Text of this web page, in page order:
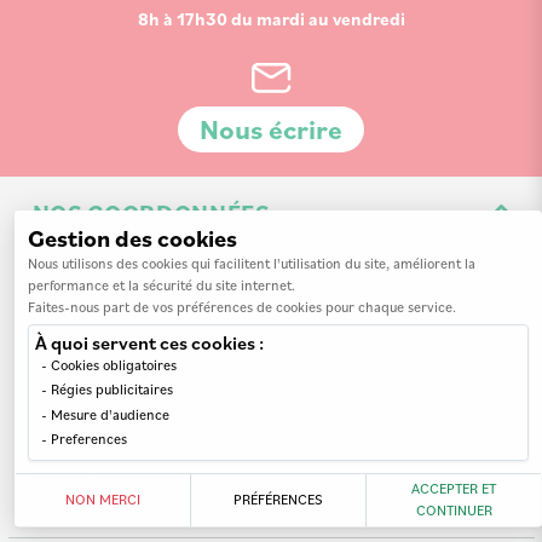
8h à 17h30 du mardi au vendredi
Nous écrire
NOS COORDONNÉES
3 Av. de la 3ème Division d'Infanterie Britannique
14200 Hérouville-Saint-Clair
INFORMATIONS
Nos revendeurs
A propos de nous
MON COMPTE
Mes commandes
Gestion des cookies
Nous utilisons des cookies qui facilitent l'utilisation du site, améliorent la
performance et la sécurité du site internet.
Faites-nous part de vos préférences de cookies pour chaque service.
À quoi servent ces cookies :
Cookies obligatoires
Régies publicitaires
Mesure d'audience
Preferences
NON MERCI PRÉFÉRENCES
ACCEPTER ET
CONTINUER